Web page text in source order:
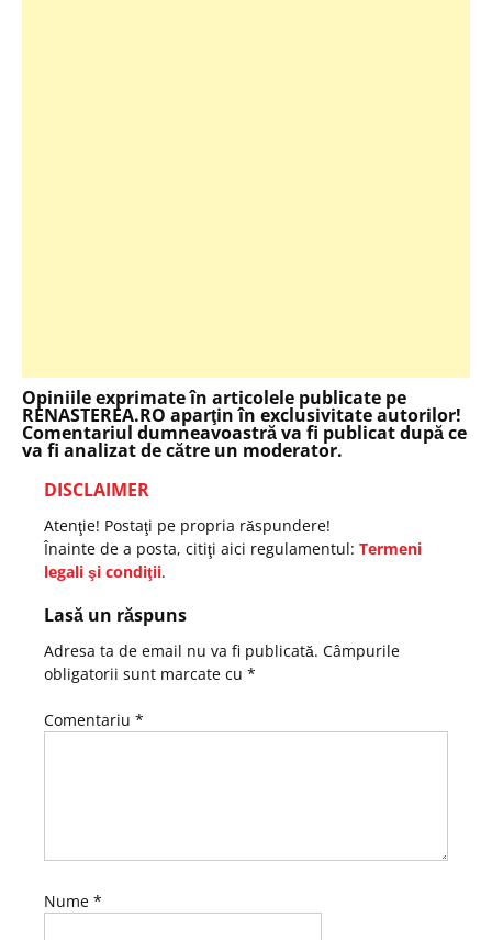
Opiniile exprimate în articolele publicate pe
RENASTEREA.RO aparţin în exclusivitate autorilor!
Comentariul dumneavoastră va fi publicat după ce
va fi analizat de către un moderator.
DISCLAIMER
Atenţie! Postaţi pe propria răspundere!
Înainte de a posta, citiţi aici regulamentul: Termeni
legali şi condiţii.
Lasă un răspuns
Adresa ta de email nu va fi publicată. Câmpurile
obligatorii sunt marcate cu *
Comentariu *
Nume *